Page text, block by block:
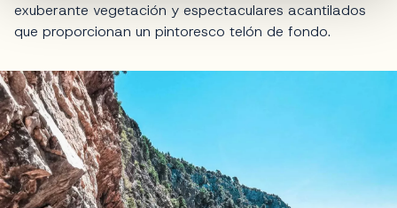
exuberante vegetación y espectaculares acantilados
que proporcionan un pintoresco telón de fondo.